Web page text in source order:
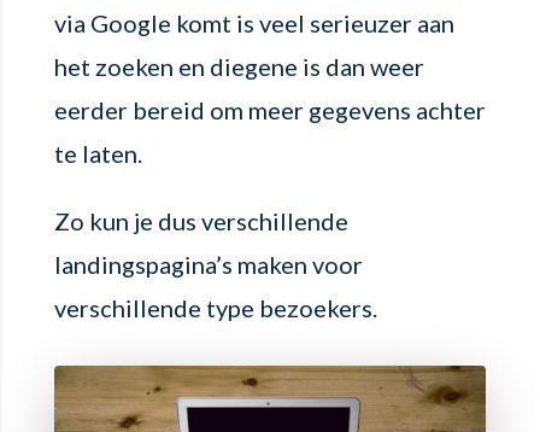
via Google komt is veel serieuzer aan
het zoeken en diegene is dan weer
eerder bereid om meer gegevens achter
te laten.
Zo kun je dus verschillende
landingspagina’s maken voor
verschillende type bezoekers.